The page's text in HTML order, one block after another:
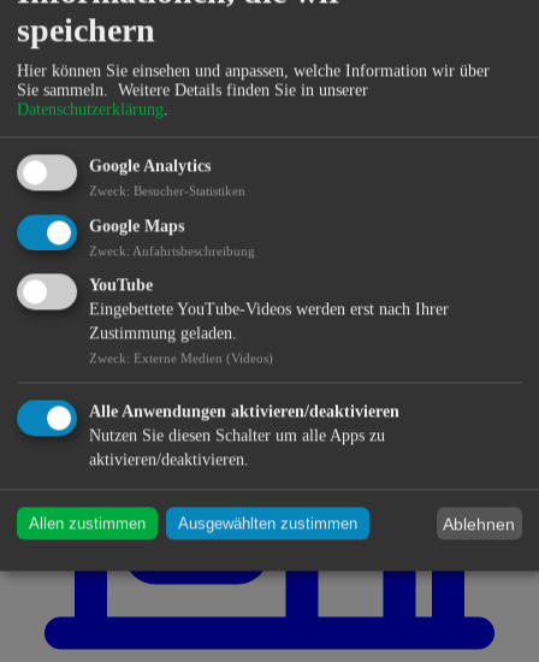
speichern
Hier können Sie einsehen und anpassen, welche Information wir über
Sie sammeln. Weitere Details finden Sie in unserer
Datenschutzerklärung.
Google Analytics
Zweck: Besucher-Statistiken
Google Maps
Zweck: Anfahrtsbeschreibung
YouTube
Eingebettete YouTube-Videos werden erst nach Ihrer
Zustimmung geladen.
Zweck: Externe Medien (Videos)
Alle Anwendungen aktivieren/deaktivieren
Nutzen Sie diesen Schalter um alle Apps zu
aktivieren/deaktivieren.
Allen zustimmen Ausgewählten zustimmen Ablehnen